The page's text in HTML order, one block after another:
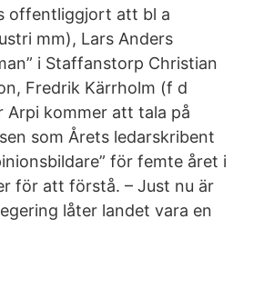
offentliggjort att bl a
mm), Lars Anders
i Staffanstorp Christian
Fredrik Kärrholm (f d
Arpi kommer att tala på
som Årets ledarskribent
för femte året i
för att förstå. – Just nu är
låter landet vara en